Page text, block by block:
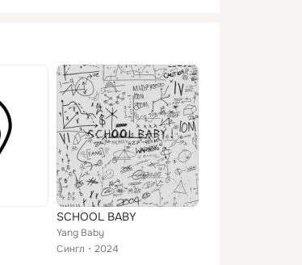
SCHOOL BABY
Yang Baby
Сингл
2024